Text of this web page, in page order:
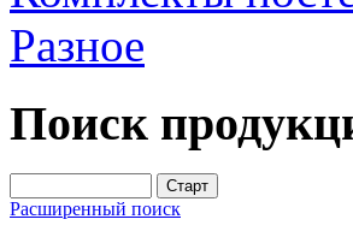
Разное
Поиск
Расширенный поиск